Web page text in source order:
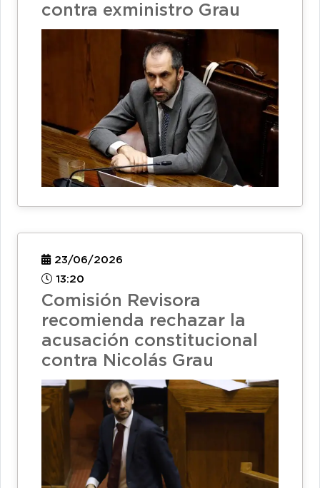
contra exministro Grau
23/06/2026
13:20
Comisión Revisora
recomienda rechazar la
acusación constitucional
contra Nicolás Grau